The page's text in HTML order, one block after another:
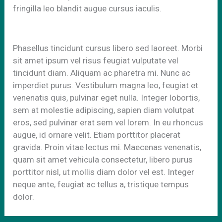
fringilla leo blandit augue cursus iaculis.
Phasellus tincidunt cursus libero sed laoreet. Morbi
sit amet ipsum vel risus feugiat vulputate vel
tincidunt diam. Aliquam ac pharetra mi. Nunc ac
imperdiet purus. Vestibulum magna leo, feugiat et
venenatis quis, pulvinar eget nulla. Integer lobortis,
sem at molestie adipiscing, sapien diam volutpat
eros, sed pulvinar erat sem vel lorem. In eu rhoncus
augue, id ornare velit. Etiam porttitor placerat
gravida. Proin vitae lectus mi. Maecenas venenatis,
quam sit amet vehicula consectetur, libero purus
porttitor nisl, ut mollis diam dolor vel est. Integer
neque ante, feugiat ac tellus a, tristique tempus
dolor.